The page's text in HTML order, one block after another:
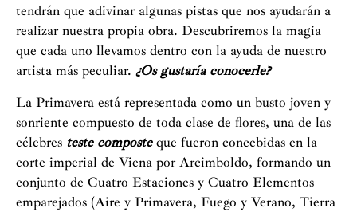
tendrán que adivinar algunas pistas que nos ayudarán a
realizar nuestra propia obra. Descubriremos la magia
que cada uno llevamos dentro con la ayuda de nuestro
artista más peculiar. ¿Os gustaría conocerle?
La Primavera está representada como un busto joven y
sonriente compuesto de toda clase de flores, una de las
célebres teste composteque fueron concebidas en la
corte imperial de Viena por Arcimboldo, formando un
conjunto de Cuatro Estaciones y Cuatro Elementos
emparejados (Aire y Primavera, Fuego y Verano, Tierra